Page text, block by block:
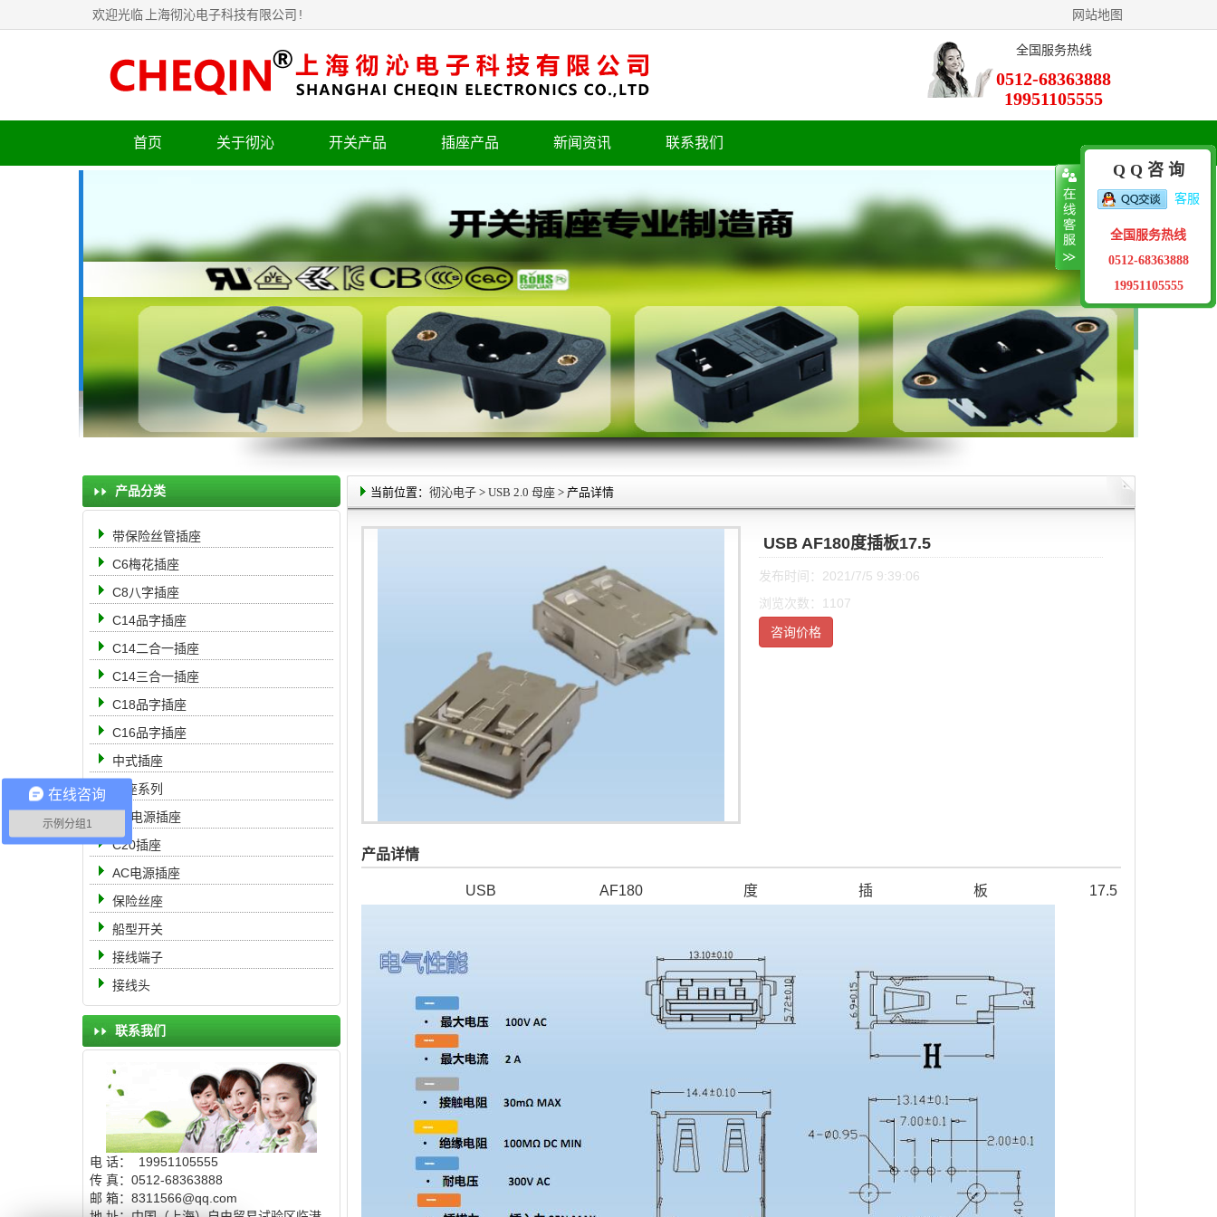
欢迎光临 上海彻沁电子科技有限公司 ! 网站地图
全国服务热线
0512-68363888
19951105555
首页 关于彻沁 开关产品 插座产品 新闻资讯 联系我们
产品分类
带保险丝管插座
C6梅花插座
C8八字插座
C14品字插座
C14二合一插座
C14三合一插座
C18品字插座
C16品字插座
中式插座
母座系列
DC电源插座
C20插座
AC电源插座
保险丝座
船型开关
接线端子
接线头
联系我们
电 话： 19951105555
传 真：0512-68363888
邮 箱：8311566@qq.com
当前位置： 彻沁电子 > USB 2.0 母座 > 产品详情
USB AF180度插板17.5
发布时间：2021/7/5 9:39:06
浏览次数：1107
咨询价格
产品详情
USB AF180度插板17.5
Q Q 咨 询
客服
全国服务热线
0512-68363888
19951105555
在线咨询
示例分组1